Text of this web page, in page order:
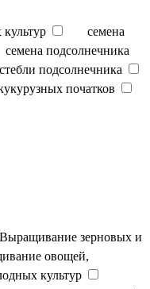
культур
семена
семена подсолнечника
стебли подсолнечника
початков
Выращивание зерновых и
овощей,
культур